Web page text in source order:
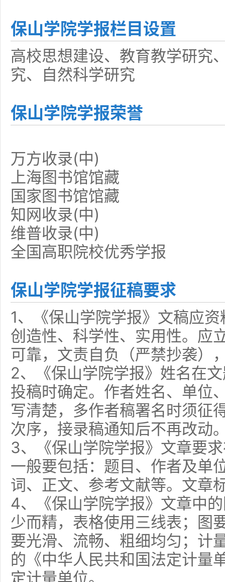
保山学院学报栏目设置
高校思想建设、教育教学研究
究、自然科学研究
保山学院学报荣誉
万方收录(中)
上海图书馆馆藏
国家图书馆馆藏
知网收录(中)
维普收录(中)
全国高职院校优秀学报
保山学院学报征稿要求
1、《保山学院学报》文稿应
创造性、科学性、实用性。应
可靠，文责自负（严禁抄袭）
2、《保山学院学报》姓名在
投稿时确定。作者姓名、单位
写清楚，多作者稿署名时须征
次序，接录稿通知后不再改动
3、《保山学院学报》文章要
一般要包括：题目、作者及单
词、正文、参考文献等。文章
4、《保山学院学报》文章中
少而精，表格使用三线表；图
要光滑、流畅、粗细均匀；计
的《中华人民共和国法定计量
定计量单位。